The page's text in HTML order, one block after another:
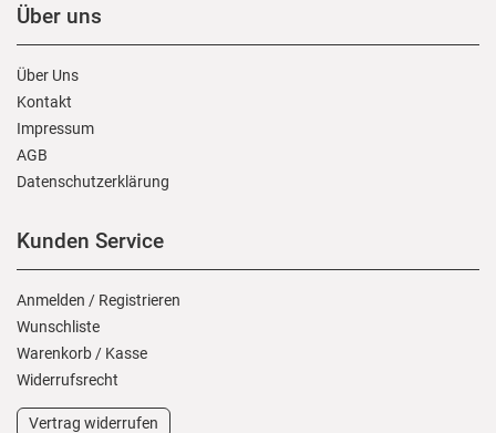
Über uns
Über Uns
Kontakt
Impressum
AGB
Daten­schutz­erklärung
Kunden Service
Anmelden / Registrieren
Wunschliste
Warenkorb / Kasse
Widerrufs­recht
Vertrag widerrufen